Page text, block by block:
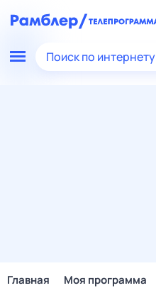
Поиск по интернету
Главная Моя программа